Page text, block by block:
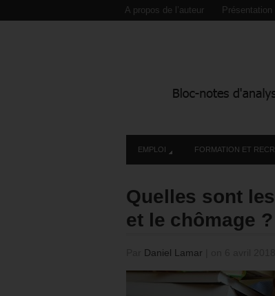
A propos de l’auteur Présentation
EMPLOI FORMATION ET
Quelles sont
et le chômage ?
Daniel Lamar